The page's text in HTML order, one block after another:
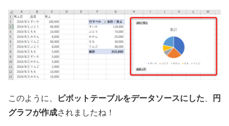
このように、 ピボットテーブルをデータソースにした
円
グラフが作成されましたね！